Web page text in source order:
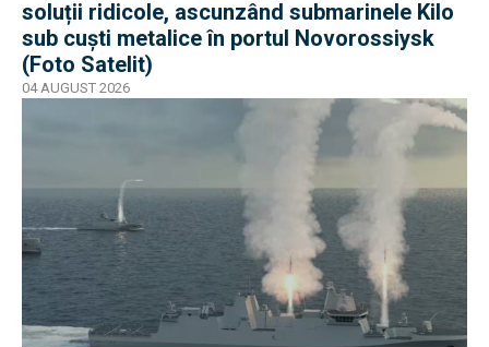
soluții ridicole, ascunzând submarinele Kilo
sub cuști metalice în portul Novorossiysk
(Foto Satelit)
04 AUGUST 2026